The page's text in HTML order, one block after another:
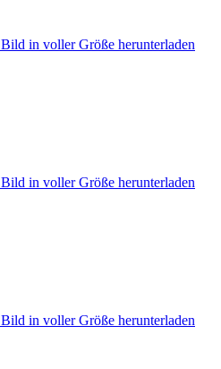
Bild in voller Größe herunterladen
Bild in voller Größe herunterladen
Bild in voller Größe herunterladen